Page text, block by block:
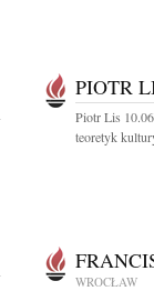
PIOTR
Piotr Lis
teoretyk
WROCŁAW